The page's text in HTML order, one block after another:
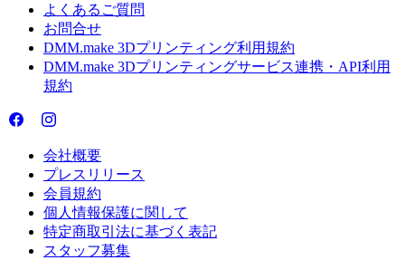
よくあるご質問
お問合せ
DMM.make 3Dプリンティング利用規約
DMM.make 3Dプリンティングサービス連携・API利用
規約
会社概要
プレスリリース
会員規約
個人情報保護に関して
特定商取引法に基づく表記
スタッフ募集